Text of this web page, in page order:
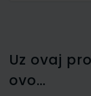
Uz ovaj
ovo…